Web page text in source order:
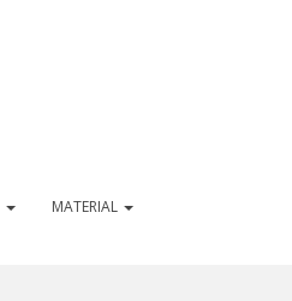
MATERIAL